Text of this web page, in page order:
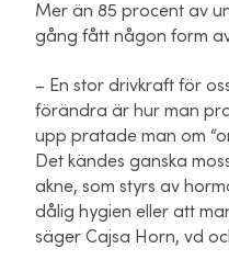
Mer än 85 procent av
gång fått någon form
– En stor drivkraft för
förändra är hur man
upp pratade man om
Det kändes ganska
akne, som styrs av
dålig hygien eller att
säger Cajsa Horn, vd